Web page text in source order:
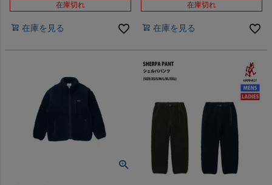
在庫切れ
在庫を見る
在庫切れ
在庫を見る